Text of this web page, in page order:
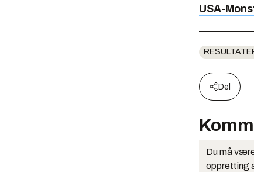
USA-
Del
Du må
oppretting